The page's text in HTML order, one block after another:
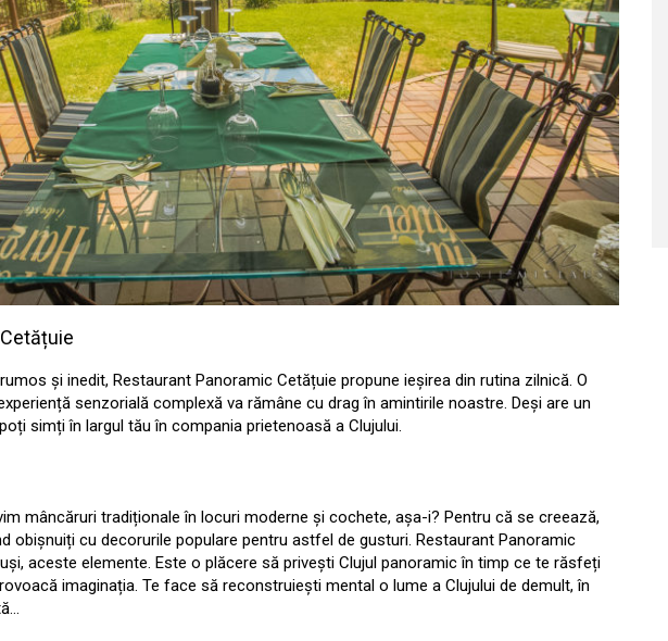
și inedit, Restaurant Panoramic Cetățuie propune ieșirea din rutina zilnică. O
senzorială complexă va rămâne cu drag în amintirile noastre. Deși are un
simți în largul tău în compania prietenoasă a Clujului.
mâncăruri tradiționale în locuri moderne și cochete, așa-i? Pentru că se creează,
obișnuiți cu decorurile populare pentru astfel de gusturi. Restaurant Panoramic
aceste elemente. Este o plăcere să privești Clujul panoramic în timp ce te răsfeți
imaginația. Te face să reconstruiești mental o lume a Clujului de demult, în